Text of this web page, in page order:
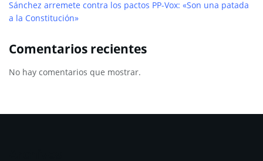
Sánchez arremete contra los pactos PP-Vox: «Son una patada
a la Constitución»
Comentarios recientes
No hay comentarios que mostrar.